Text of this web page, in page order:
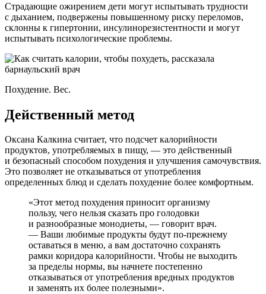
Страдающие ожирением дети могут испытывать трудности
с дыханием, подвержены повышенному риску переломов,
склонны к гипертонии, инсулинорезистентности и могут
испытывать психологические проблемы.
Похудение. Вес.
Действенный метод
Оксана Калкина считает, что подсчет калорийности
продуктов, употребляемых в пищу, — это действенный
и безопасный способом похудения и улучшения самочувствия.
Это позволяет не отказываться от употребления
определенных блюд и сделать похудение более комфортным.
«Этот метод похудения приносит организму
пользу, чего нельзя сказать про голодовки
и разнообразные монодиеты, — говорит врач.
— Ваши любимые продукты будут по-прежнему
оставаться в меню, а вам достаточно сохранять
рамки коридора калорийности. Чтобы не выходить
за пределы нормы, вы начнете постепенно
отказываться от употребления вредных продуктов
и заменять их более полезными».